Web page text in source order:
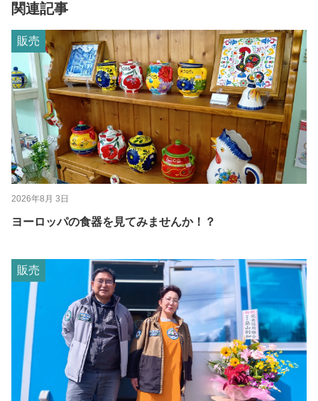
関連記事
販売
2026年8月 3日
ヨーロッパの食器を見てみませんか！？
販売